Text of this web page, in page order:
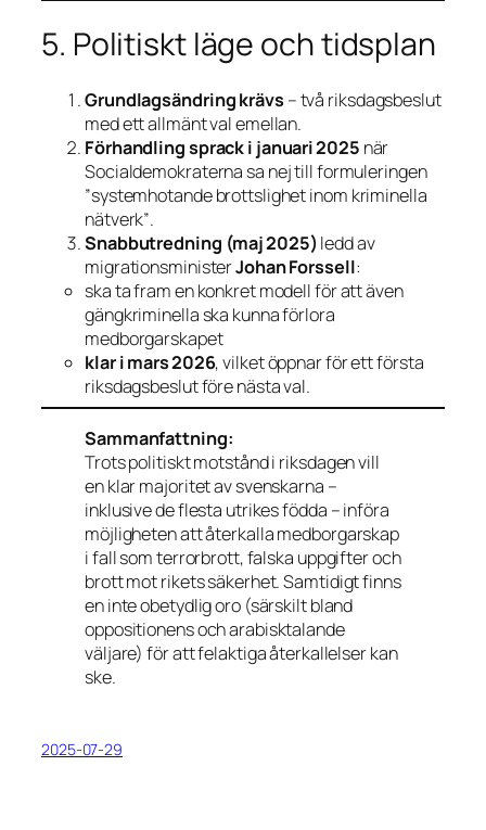
5. Politiskt läge och tidsplan
Grundlagsändring krävs – två riksdagsbeslut
med ett allmänt val emellan.
Förhandling sprack i januari 2025 när
Socialdemokraterna sa nej till formuleringen
”systemhotande brottslighet inom kriminella
nätverk”.
Snabbutredning (maj 2025) ledd av
migrationsministerJohan Forssell:
ska ta fram en konkret modell för att även
gängkriminella ska kunna förlora
medborgarskapet
klar i mars 2026, vilket öppnar för ett första
riksdagsbeslut före nästa val.
Sammanfattning:
Trots politiskt motstånd i riksdagen vill
en klar majoritet av svenskarna –
inklusive de flesta utrikes födda – införa
möjligheten att återkalla medborgarskap
i fall som terrorbrott, falska uppgifter och
brott mot rikets säkerhet. Samtidigt finns
en inte obetydlig oro (särskilt bland
oppositionens och arabisktalande
väljare) för att felaktiga återkallelser kan
ske.
2025-07-29